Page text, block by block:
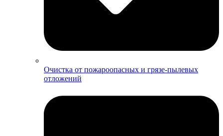
Очистка от пожароопасных и грязе-пылевых
отложений